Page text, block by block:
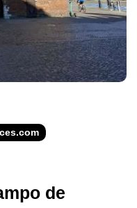
de